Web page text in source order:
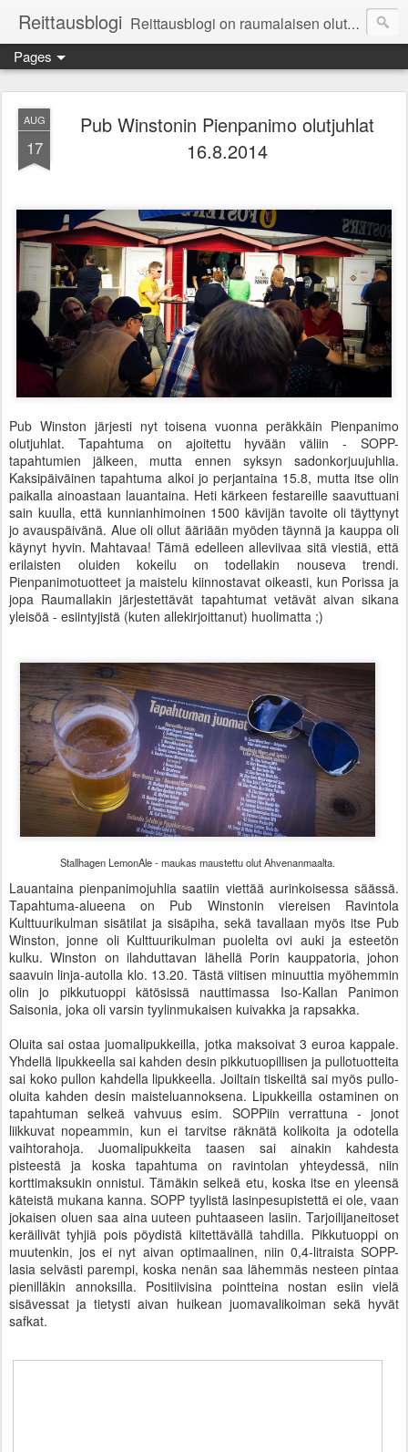
Reittausblogi Reittausblogi on raumalaisen olutharrastajan blogi. Reittaus (rating) tarkoittaa asioiden arvioimista. Reittausblogissa paneudutaan panemisen lopputuotteisiin eli arvioidaan oluita, puolueettomasti.
Pages
AUG
17
Pub Winstonin Pienpanimo olutjuhlat
16.8.2014
Pub Winston järjesti nyt toisena vuonna peräkkäin Pienpanimo
olutjuhlat. Tapahtuma on ajoitettu hyvään väliin - SOPP-
tapahtumien jälkeen, mutta ennen syksyn sadonkorjuujuhlia.
Kaksipäiväinen tapahtuma alkoi jo perjantaina 15.8, mutta itse olin
paikalla ainoastaan lauantaina. Heti kärkeen festareille saavuttuani
sain kuulla, että kunnianhimoinen 1500 kävijän tavoite oli täyttynyt
jo avauspäivänä. Alue oli ollut ääriään myöden täynnä ja kauppa oli
käynyt hyvin. Mahtavaa! Tämä edelleen alleviivaa sitä viestiä, että
erilaisten oluiden kokeilu on todellakin nouseva trendi.
Pienpanimotuotteet ja maistelu kiinnostavat oikeasti, kun Porissa ja
jopa Raumallakin järjestettävät tapahtumat vetävät aivan sikana
yleisöä - esiintyjistä (kuten allekirjoittanut) huolimatta ;)
Stallhagen LemonAle - maukas maustettu olut Ahvenanmaalta.
Lauantaina pienpanimojuhlia saatiin viettää aurinkoisessa säässä.
Tapahtuma-alueena on Pub Winstonin viereisen Ravintola
Kulttuurikulman sisätilat ja sisäpiha, sekä tavallaan myös itse Pub
Winston, jonne oli Kulttuurikulman puolelta ovi auki ja esteetön
kulku. Winston on ilahduttavan lähellä Porin kauppatoria, johon
saavuin linja-autolla klo. 13.20. Tästä viitisen minuuttia myöhemmin
olin jo pikkutuoppi kätösissä nauttimassa Iso-Kallan Panimon
Saisonia, joka oli varsin tyylinmukaisen kuivakka ja rapsakka.
Oluita sai ostaa juomalipukkeilla, jotka maksoivat 3 euroa kappale.
Yhdellä lipukkeella sai kahden desin pikkutuopillisen ja pullotuotteita
sai koko pullon kahdella lipukkeella. Joiltain tiskeiltä sai myös pullo-
oluita kahden desin maisteluannoksena. Lipukkeilla ostaminen on
tapahtuman selkeä vahvuus esim. SOPPiin verrattuna - jonot
liikkuvat nopeammin, kun ei tarvitse räknätä kolikoita ja odotella
vaihtorahoja. Juomalipukkeita taasen sai ainakin kahdesta
pisteestä ja koska tapahtuma on ravintolan yhteydessä, niin
korttimaksukin onnistui. Tämäkin selkeä etu, koska itse en yleensä
käteistä mukana kanna. SOPP tyylistä lasinpesupistettä ei ole, vaan
jokaisen oluen saa aina uuteen puhtaaseen lasiin. Tarjoilijaneitoset
keräilivät tyhjiä pois pöydistä kiitettävällä tahdilla. Pikkutuoppi on
muutenkin, jos ei nyt aivan optimaalinen, niin 0,4-litraista SOPP-
lasia selvästi parempi, koska nenän saa lähemmäs nesteen pintaa
pienilläkin annoksilla. Positiivisina pointteina nostan esiin vielä
sisävessat ja tietysti aivan huikean juomavalikoiman sekä hyvät
safkat.